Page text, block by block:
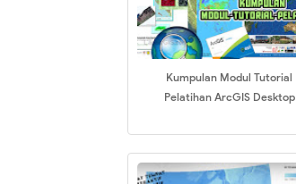
Kumpulan Modul Tutorial
Pelatihan ArcGIS Desktop